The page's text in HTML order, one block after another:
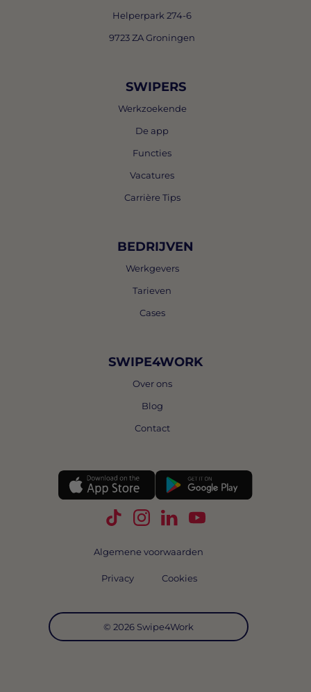
Helperpark 274-6
9723 ZA Groningen
SWIPERS
Werkzoekende
De app
Functies
Vacatures
Carrière Tips
BEDRIJVEN
Werkgevers
Tarieven
Cases
SWIPE4WORK
Over ons
Blog
Contact
Volg Swipe4Work op TikTok
Volg Swipe4Work op
Volg Swipe4Work op
Volg Swipe4Work
© 2026 Swipe4Work
Algemene voorwaarden
Privacy Cookies